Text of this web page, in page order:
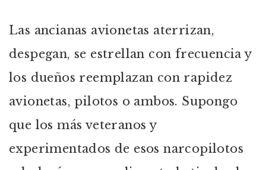
Las ancianas avionetas aterrizan,
despegan, se estrellan con frecuencia y
los dueños reemplazan con rapidez
avionetas, pilotos o ambos. Supongo
que los más veteranos y
experimentados de esos narcopilotos